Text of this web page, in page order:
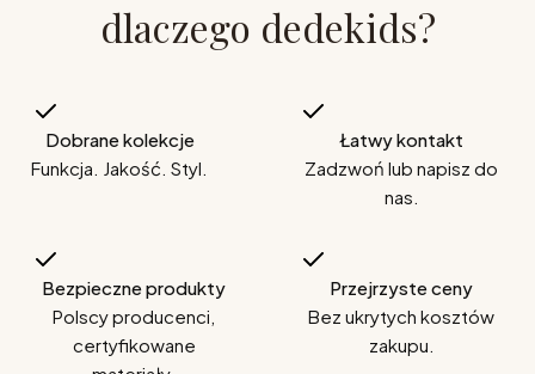
dlaczego dedekids?
Dobrane kolekcje
Funkcja. Jakość. Styl.
Łatwy kontakt
Zadzwoń lub napisz do
nas.
Bezpieczne produkty
Polscy producenci,
certyfikowane
Przejrzyste ceny
Bez ukrytych kosztów
zakupu.